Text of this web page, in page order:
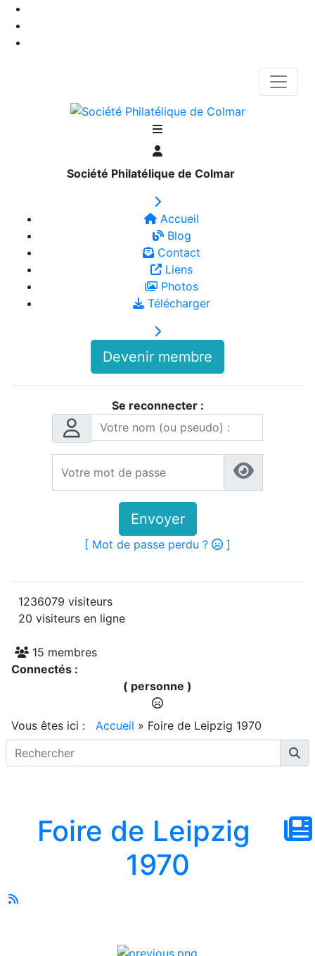
Société Philatélique de Colmar
Accueil
Blog
Contact
Liens
Photos
Télécharger
Devenir membre
Se reconnecter :
Envoyer
[ Mot de passe perdu ? ]
1236079 visiteurs
20 visiteurs en ligne
15 membres
Connectés :
( personne )
Vous êtes ici : Accueil » Foire de Leipzig 1970
Foire de Leipzig
1970